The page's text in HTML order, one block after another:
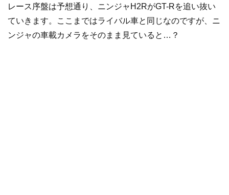
レース序盤は予想通り、ニンジャH2RがGT-Rを追い抜い
ていきます。ここまではライバル車と同じなのですが、ニ
ンジャの車載カメラをそのまま見ていると…？